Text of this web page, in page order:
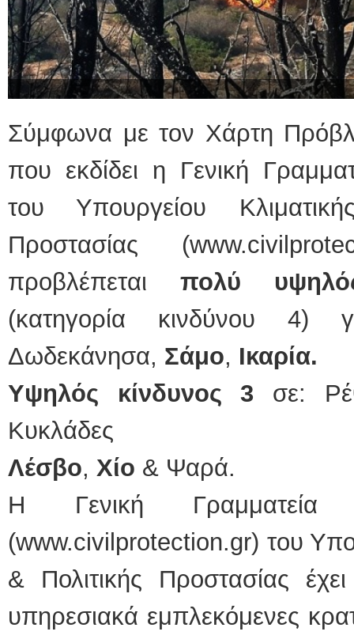
Σύμφωνα με τον Χάρτη
που εκδίδει η Γενική
του Υπουργείου
Προστασίας
προβλέπεται πολύ
(κατηγορία κινδύνου 4)
Δωδεκάνησα, Σάμο, Ικαρία.
Υψηλός κίνδυνος 3 σε:
Κυκλάδες
Λέσβο, Χίο & Ψαρά.
Η Γενική Γραμματεία
(www.civilprotection.gr) του
& Πολιτικής Προστασίας
υπηρεσιακά εμπλεκόμενες
ΕΙΔΙΚΟΣ ΚΑΡΔΙΟΛΟΓΟΣ
Holter πίεσης
Δοκιμασία
υπέρηχος
Μυτιλήνη
Γέρα:Παπάδος
Φυσικοθεραπεύτρια
Σταυρουλάκη-
Πτυχιούχος
ΑΤΕΙ
Σύμβαση με
Ασκληπιού 39
Μυτιλήνη